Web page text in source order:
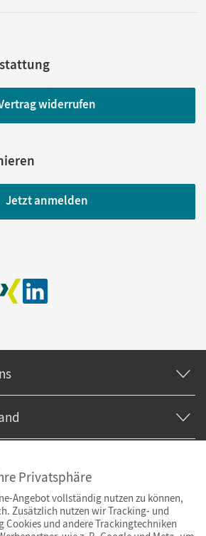
widerrufen
Jetzt anmelden
Privatsphäre
Angebot vollständig nutzen zu können,
Zusätzlich nutzen wir Tracking- und
Cookies und andere Trackingtechniken